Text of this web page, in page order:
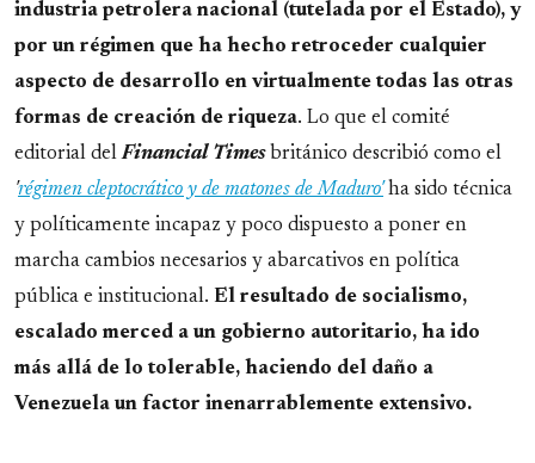
industria petrolera nacional (tutelada por el Estado), y
por un régimen que ha hecho retroceder cualquier
aspecto de desarrollo en virtualmente todas las otras
formas de creación de riqueza. Lo que el comité
editorial delFinancial Timesbritánico describió como el
'régimen cleptocrático y de matones de Maduro'ha sido técnica
y políticamente incapaz y poco dispuesto a poner en
marcha cambios necesarios y abarcativos en política
pública e institucional. El resultado de socialismo,
escalado merced a un gobierno autoritario, ha ido
más allá de lo tolerable, haciendo del daño a
Venezuela un factor inenarrablemente extensivo.